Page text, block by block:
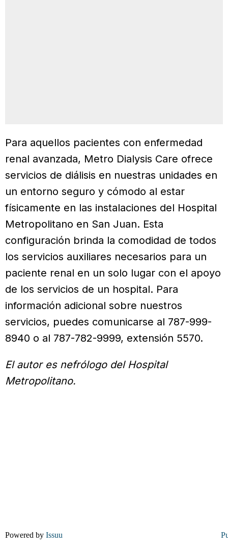
Para aquellos pacientes con enfermedad
renal avanzada, Metro Dialysis Care ofrece
servicios de diálisis en nuestras unidades en
un entorno seguro y cómodo al estar
físicamente en las instalaciones del Hospital
Metropolitano en San Juan. Esta
configuración brinda la comodidad de todos
los servicios auxiliares necesarios para un
paciente renal en un solo lugar con el apoyo
de los servicios de un hospital. Para
información adicional sobre nuestros
servicios, puedes comunicarse al 787-999-
8940 o al 787-782-9999, extensión 5570.
El autor es nefrólogo del Hospital
Metropolitano.
Powered by Issuu